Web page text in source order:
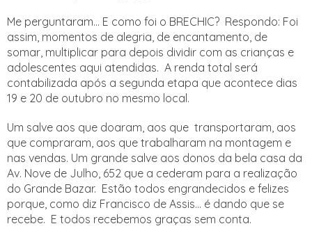
Me perguntaram... E como foi o BRECHIC? Respondo: Foi
assim, momentos de alegria, de encantamento, de
somar, multiplicar para depois dividir com as crianças e
adolescentes aqui atendidas. A renda total será
contabilizada após a segunda etapa que acontece dias
19 e 20 de outubro no mesmo local.
Um salve aos que doaram, aos que transportaram, aos
que compraram, aos que trabalharam na montagem e
nas vendas. Um grande salve aos donos da bela casa da
Av. Nove de Julho, 652 que a cederam para a realização
do Grande Bazar. Estão todos engrandecidos e felizes
porque, como diz Francisco de Assis... é dando que se
recebe. E todos recebemos graças sem conta.